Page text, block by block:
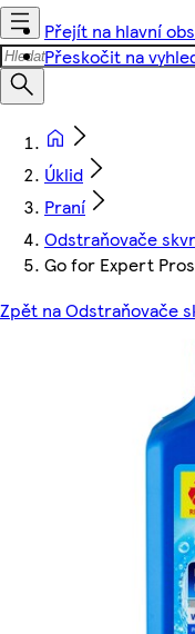
Přejít na hlavní
Přeskočit na
Úklid
Praní
Odstraňovače
Go for Expert
Zpět na Odstraňovače